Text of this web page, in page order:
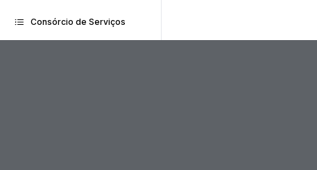
Consórcio de Serviços